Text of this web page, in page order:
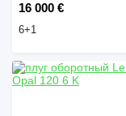
16 000 €
6+1